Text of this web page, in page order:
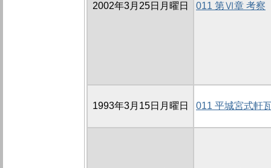
2002年3月25日月曜日 011 第Ⅵ章 考察
1993年3月15日月曜日 011 平城宮式軒